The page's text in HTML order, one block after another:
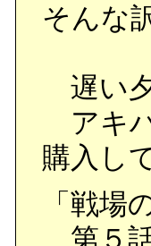
そんな
遅い
アキ
購入し
「戦
第５